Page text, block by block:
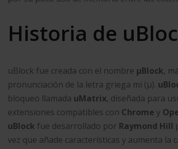
Historia de
uBlock fue creada con el nombre μBlock,
pronunciación de la letra griega mi (µ).
bloqueo llamada uMatrix, diseñada para
extensiones compatibles con Chrome y
uBlock fue desarrollado por Raymond Hill
vez que añade características y aumenta la